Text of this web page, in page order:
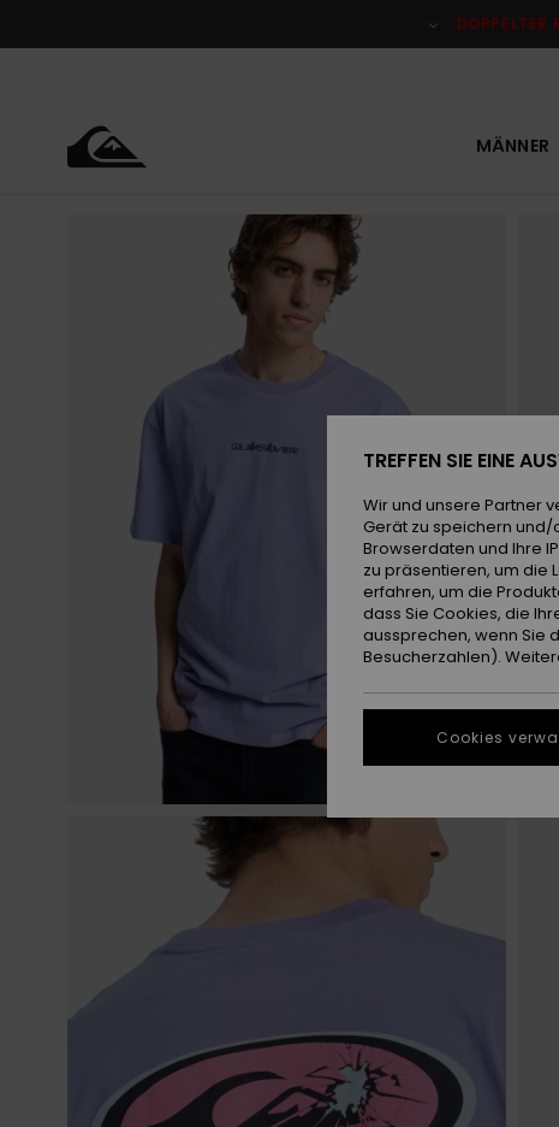
DOPPELTER
MÄNNER
TREFFEN SIE EINE
Wir und unsere Partner
Gerät zu speichern
Browserdaten und Ihre
zu präsentieren, um die
erfahren, um die
dass Sie Cookies, die
aussprechen, wenn Sie
Besucherzahlen).
Cookies